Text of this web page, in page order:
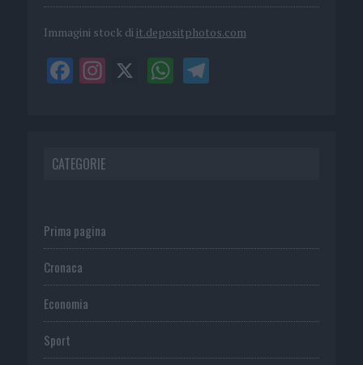
Immagini stock di it.depositphotos.com
CATEGORIE
Prima pagina
Cronaca
Economia
Sport